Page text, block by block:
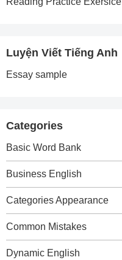
Luyện Viết Tiếng Anh
Essay sample
Categories
Basic Word Bank
Business English
Categories Appearance
Common Mistakes
Dynamic English